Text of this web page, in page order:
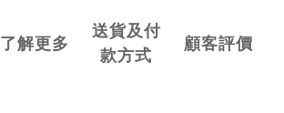
了解更多
送貨及付
款方式
顧客評價